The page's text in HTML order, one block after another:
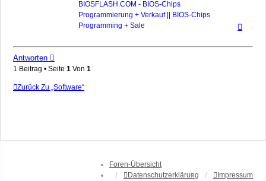
BIOSFLASH.COM - BIOS-Chips
Programmierung + Verkauf || BIOS-Chips
Programming + Sale
Antworten
1 Beitrag • Seite 1 Von 1
Zurück Zu „Software“
Foren-Übersicht
Datenschutzerklärung
Impressum